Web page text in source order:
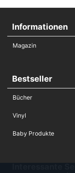
Informationen
Magazin
Bestseller
Bücher
Vinyl
Baby Produkte